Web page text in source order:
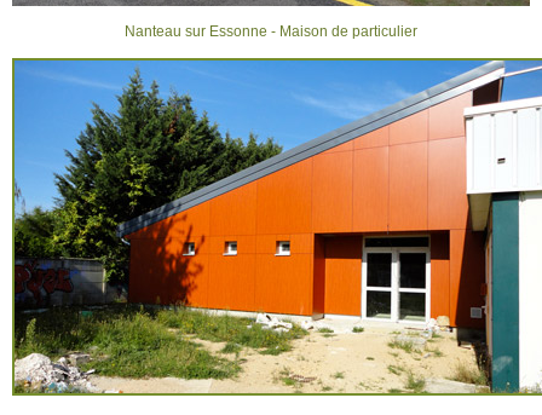
Nanteau sur Essonne - Maison de particulier